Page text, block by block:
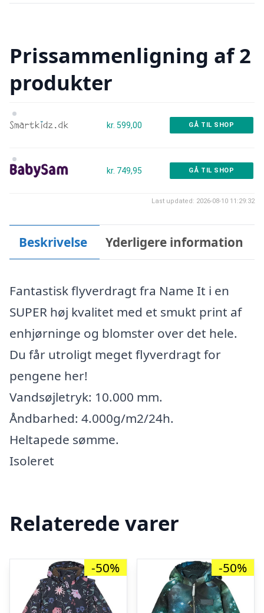
Prissammenligning af 2
produkter
kr. 599,00 GÅ TIL SHOP
kr. 749,95 GÅ TIL SHOP
Last updated: 2026-08-10 11:29:32
Beskrivelse Yderligere information
Fantastisk flyverdragt fra Name It i en
SUPER høj kvalitet med et smukt print af
enhjørninge og blomster over det hele.
Du får utroligt meget flyverdragt for
pengene her!
Vandsøjletryk: 10.000 mm.
Åndbarhed: 4.000g/m2/24h.
Heltapede sømme.
Isoleret
Relaterede varer
-50% -50%